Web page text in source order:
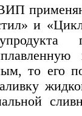
и
то его